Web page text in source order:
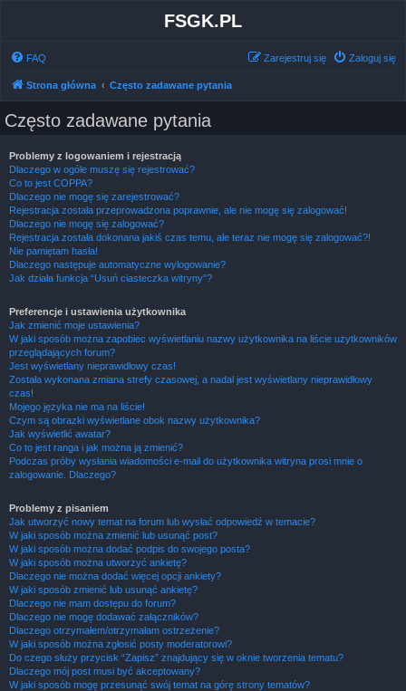
FSGK.PL
FAQ Zaloguj się
Zarejestruj się
Strona główna Często zadawane pytania
Często zadawane pytania
Problemy z logowaniem i rejestracją
Dlaczego w ogóle muszę się rejestrować?
Co to jest COPPA?
Dlaczego nie mogę się zarejestrować?
Rejestracja została przeprowadzona poprawnie, ale nie mogę się zalogować!
Dlaczego nie mogę się zalogować?
Rejestracja została dokonana jakiś czas temu, ale teraz nie mogę się zalogować?!
Nie pamiętam hasła!
Dlaczego następuje automatyczne wylogowanie?
Jak działa funkcja “Usuń ciasteczka witryny”?
Preferencje i ustawienia użytkownika
Jak zmienić moje ustawienia?
W jaki sposób można zapobiec wyświetlaniu nazwy użytkownika na liście użytkowników
przeglądających forum?
Jest wyświetlany nieprawidłowy czas!
Została wykonana zmiana strefy czasowej, a nadal jest wyświetlany nieprawidłowy
czas!
Mojego języka nie ma na liście!
Czym są obrazki wyświetlane obok nazwy użytkownika?
Jak wyświetlić awatar?
Co to jest ranga i jak można ją zmienić?
Podczas próby wysłania wiadomości e-mail do użytkownika witryna prosi mnie o
zalogowanie. Dlaczego?
Problemy z pisaniem
Jak utworzyć nowy temat na forum lub wysłać odpowiedź w temacie?
W jaki sposób można zmienić lub usunąć post?
W jaki sposób można dodać podpis do swojego posta?
W jaki sposób można utworzyć ankietę?
Dlaczego nie można dodać więcej opcji ankiety?
W jaki sposób zmienić lub usunąć ankietę?
Dlaczego nie mam dostępu do forum?
Dlaczego nie mogę dodawać załączników?
Dlaczego otrzymałem/otrzymałam ostrzeżenie?
W jaki sposób można zgłosić posty moderatorowi?
Do czego służy przycisk “Zapisz” znajdujący się w oknie tworzenia tematu?
Dlaczego mój post musi być akceptowany?
W jaki sposób mogę przesunąć swój temat na górę strony tematów?